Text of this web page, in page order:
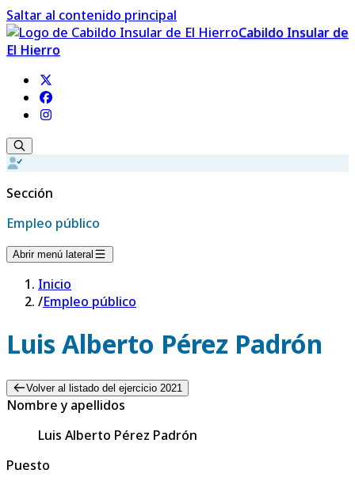
Saltar al contenido principal
Cabildo Insular de
El Hierro
Sección
Empleo público
Abrir menú lateral
Inicio
/Empleo público
Luis Alberto Pérez Padrón
Volver al listado del ejercicio 2021
Nombre y apellidos
Luis Alberto Pérez Padrón
Puesto